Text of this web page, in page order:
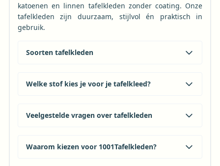
katoenen en linnen tafelkleden zonder coating. Onze
tafelkleden zijn duurzaam, stijlvol én praktisch in
gebruik.
Soorten tafelkleden
Welke stof kies je voor je tafelkleed?
Veelgestelde vragen over tafelkleden
Waarom kiezen voor 1001Tafelkleden?